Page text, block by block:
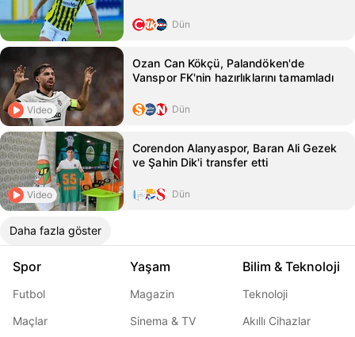
Dün
Video
Ozan Can Kökçü, Palandöken'de
Vanspor FK'nin hazırlıklarını tamamladı
Dün
Video
Corendon Alanyaspor, Baran Ali Gezek
ve Şahin Dik'i transfer etti
Dün
Daha fazla göster
Spor
Futbol
Maçlar
Yaşam
Magazin
Sinema & TV
Bilim & Teknoloji
Teknoloji
Akıllı Cihazlar